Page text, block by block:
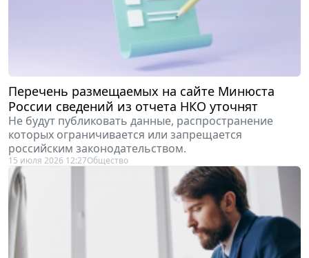
Перечень размещаемых на сайте Минюста
России сведений из отчета НКО уточнят
Не будут публиковать данные, распространение
которых ограничивается или запрещается
российским законодательством.
15 июля 2026 12:27Общество